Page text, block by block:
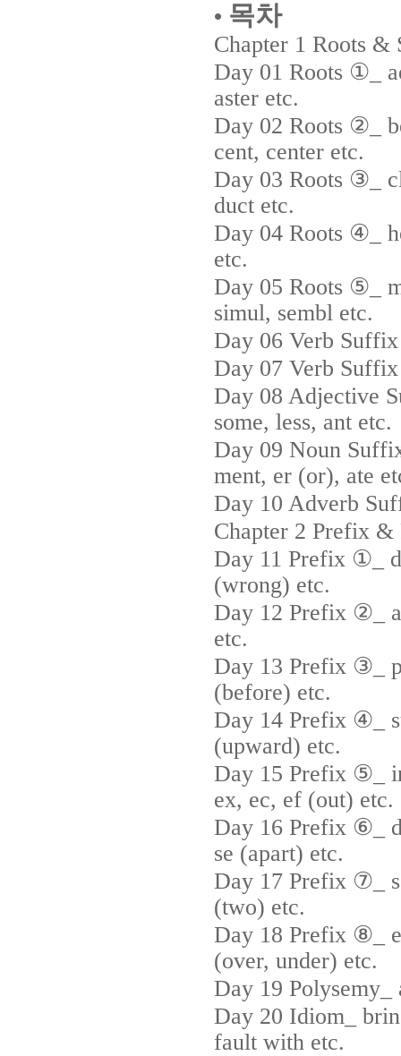
• 목차
Chapter 1 Roots &
Day 01 Roots ①_
aster etc.
Day 02 Roots ②_
cent, center etc.
Day 03 Roots ③_
duct etc.
Day 04 Roots ④_
etc.
Day 05 Roots ⑤_
simul, sembl etc.
Day 06 Verb
Day 07 Verb
Day 08 Adjective
some, less, ant etc.
Day 09 Noun
ment, er (or), ate
Day 10 Adverb
Chapter 2 Prefix
Day 11 Prefix ①_
(wrong) etc.
Day 12 Prefix ②_
etc.
Day 13 Prefix ③_
(before) etc.
Day 14 Prefix ④_
(upward) etc.
Day 15 Prefix ⑤_
ex, ec, ef (out) etc.
Day 16 Prefix ⑥_
se (apart) etc.
Day 17 Prefix ⑦_
(two) etc.
Day 18 Prefix ⑧_
(over, under) etc.
Day 19
Day 20 Idiom_
fault with etc.